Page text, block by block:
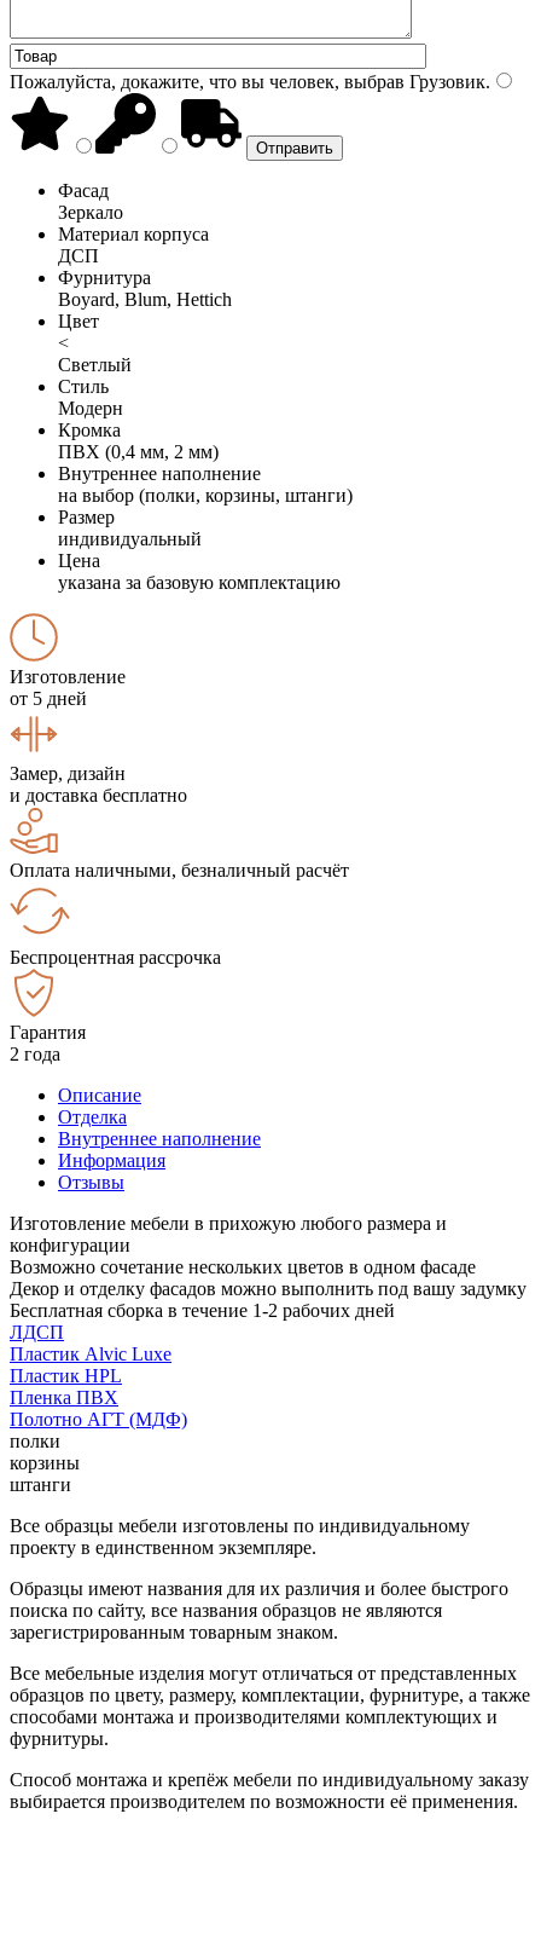
Пожалуйста, докажите, что вы человек, выбрав Грузовик.
Фасад
Зеркало
Материал корпуса
ДСП
Фурнитура
Boyard, Blum, Hettich
Цвет
<
Светлый
Стиль
Модерн
Кромка
ПВХ (0,4 мм, 2 мм)
Внутреннее наполнение
на выбор (полки, корзины, штанги)
Размер
индивидуальный
Цена
указана за базовую комплектацию
Изготовление
от 5 дней
Замер, дизайн
и доставка бесплатно
Оплата наличными, безналичный расчёт
Беспроцентная рассрочка
Гарантия
2 года
Описание
Отделка
Внутреннее наполнение
Информация
Отзывы
Изготовление мебели в прихожую любого размера и
конфигурации
Возможно сочетание нескольких цветов в одном фасаде
Декор и отделку фасадов можно выполнить под вашу задумку
Бесплатная сборка в течение 1-2 рабочих дней
ЛДСП
Пластик Alvic Luxe
Пластик HPL
Пленка ПВХ
Полотно АГТ (МДФ)
полки
корзины
штанги
Все образцы мебели изготовлены по индивидуальному
проекту в единственном экземпляре.
Образцы имеют названия для их различия и более быстрого
поиска по сайту, все названия образцов не являются
зарегистрированным товарным знаком.
Все мебельные изделия могут отличаться от представленных
образцов по цвету, размеру, комплектации, фурнитуре, а также
способами монтажа и производителями комплектующих и
фурнитуры.
Способ монтажа и крепёж мебели по индивидуальному заказу
выбирается производителем по возможности её применения.